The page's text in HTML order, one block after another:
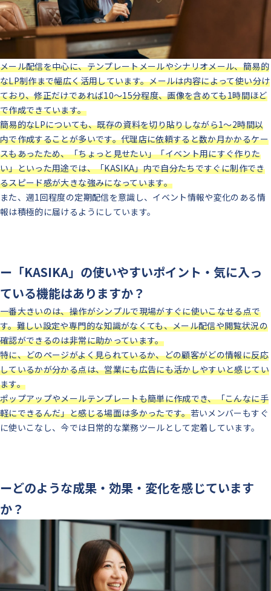
メール配信を中心に、テンプレートメールやシナリオメール、簡易的
なLP制作まで幅広く活用しています。メールは内容によって使い分け
ており、修正だけであれば10〜15分程度、画像を含めても1時間ほど
で作成できています。
簡易的なLPについても、既存の資料を切り貼りしながら1〜2時間以
内で作成することが多いです。代理店に依頼すると数か月かかるケー
スもあったため、「ちょっと見せたい」「イベント用にすぐ作りた
い」といった用途では、「KASIKA」内で自分たちですぐに制作でき
るスピード感が大きな強みになっています。
また、週1回程度の定期配信を意識し、イベント情報や変化のある情
報は積極的に届けるようにしています。
ー「KASIKA」の使いやすいポイント・気に入っ
ている機能はありますか？
一番大きいのは、操作がシンプルで現場がすぐに使いこなせる点で
す。難しい設定や専門的な知識がなくても、メール配信や閲覧状況の
確認ができるのは非常に助かっています。
特に、どのページがよく見られているか、どの顧客がどの情報に反応
しているかが分かる点は、営業にも広告にも活かしやすいと感じてい
ます。
ポップアップやメールテンプレートも簡単に作成でき、「こんなに手
軽にできるんだ」と感じる場面は多かったです。若いメンバーもすぐ
に使いこなし、今では日常的な業務ツールとして定着しています。
ーどのような成果・効果・変化を感じています
か？